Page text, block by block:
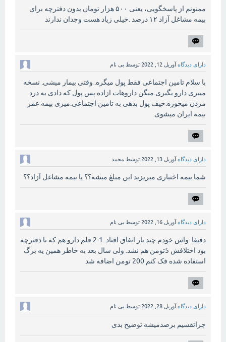
ممنونم از پاسخگویی، یعنی ۵۰۰ هزار تومان بدون دفترچه برای
بیمه مشاغل آزاد ۱۲ درصد .خیلی زیاد هست وجدان ندارند
دارای دیدگاه آوریل 12, 2022 توسط بی نام
با سلام تامین اجتماعی فقط پول میگره. وقتی بیمار میشی. نسخه
میبری دارو بگیری.میگن داروهات ازاده.پس پول که دادی به درد
مردن میخوره.حیف پول بدهی به تامین اجتماعی.میری بیمه عمر
بیمه ایران میشوی
دارای دیدگاه آوریل 13, 2022 توسط محمد
شما بیمه اختیاری میریزید این مبلغ میشه؟؟ یا بیمه مشاغل آزاد؟؟
دارای دیدگاه آوریل 16, 2022 توسط بی نام
دقیقا. واس خودم چند بار اتفاق افتاد. 1-2 قلم دارو هم که با دفترچه
بود اختلافش 5تومن هم نشد. ولی سال بعد به خاطر همین یه برگ
استفاده شده فک کنم 200 تومن اضافه شد
دارای دیدگاه آوریل 28, 2022 توسط بی نام
چراتقسیم برصدمیشه توضیح بدی